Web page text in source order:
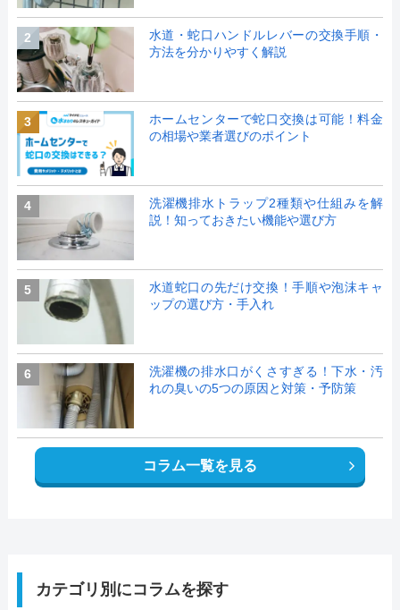
2
水道・蛇口ハンドルレバーの交換手順・
方法を分かりやすく解説
3
ホームセンターで蛇口交換は可能！料金
の相場や業者選びのポイント
4
洗濯機排水トラップ2種類や仕組みを解
説！知っておきたい機能や選び方
5
水道蛇口の先だけ交換！手順や泡沫キャ
ップの選び方・手入れ
6
洗濯機の排水口がくさすぎる！下水・汚
れの臭いの5つの原因と対策・予防策
コラム一覧を見る
カテゴリ別にコラムを探す